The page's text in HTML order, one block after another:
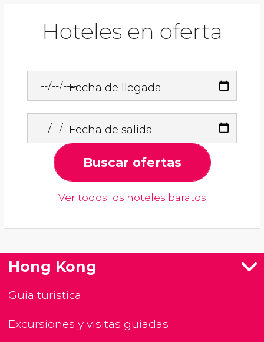
Hoteles en oferta
Fecha de llegada
Fecha de salida
Buscar ofertas
Ver todos los hoteles baratos
Hong Kong
Guía turística
Excursiones y visitas guiadas